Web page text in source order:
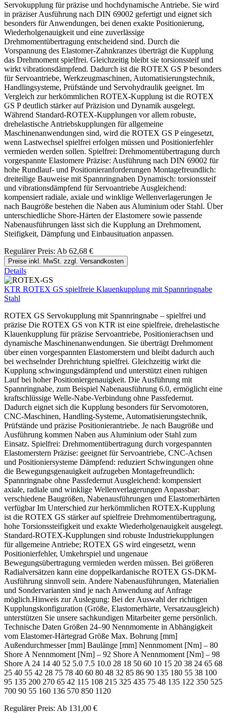
Servokupplung für präzise und hochdynamische Antriebe. Sie wird
in präziser Ausführung nach DIN 69002 gefertigt und eignet sich
besonders für Anwendungen, bei denen exakte Positionierung,
Wiederholgenauigkeit und eine zuverlässige
Drehmomentübertragung entscheidend sind. Durch die
Vorspannung des Elastomer-Zahnkranzes überträgt die Kupplung
das Drehmoment spielfrei. Gleichzeitig bleibt sie torsionssteif und
wirkt vibrationsdämpfend. Dadurch ist die ROTEX GS P besonders
für Servoantriebe, Werkzeugmaschinen, Automatisierungstechnik,
Handlingsysteme, Prüfstände und Servohydraulik geeignet. Im
Vergleich zur herkömmlichen ROTEX-Kupplung ist die ROTEX
GS P deutlich stärker auf Präzision und Dynamik ausgelegt.
Während Standard-ROTEX-Kupplungen vor allem robuste,
drehelastische Antriebskupplungen für allgemeine
Maschinenanwendungen sind, wird die ROTEX GS P eingesetzt,
wenn Lastwechsel spielfrei erfolgen müssen und Positionierfehler
vermieden werden sollen. Spielfrei: Drehmomentübertragung durch
vorgespannte Elastomere Präzise: Ausführung nach DIN 69002 für
hohe Rundlauf- und Positionieranforderungen Montagefreundlich:
dreiteilige Bauweise mit Spannringnaben Dynamisch: torsionssteif
und vibrationsdämpfend für Servoantriebe Ausgleichend:
kompensiert radiale, axiale und winklige Wellenverlagerungen Je
nach Baugröße bestehen die Naben aus Aluminium oder Stahl. Über
unterschiedliche Shore-Härten der Elastomere sowie passende
Nabenausführungen lässt sich die Kupplung an Drehmoment,
Steifigkeit, Dämpfung und Einbausituation anpassen.
Regulärer Preis: Ab 62,68 €
Preise inkl. MwSt. zzgl. Versandkosten
Details
KTR ROTEX GS spielfreie Klauenkupplung mit Spannringnabe
Stahl
ROTEX GS Servokupplung mit Spannringnabe – spielfrei und
präzise Die ROTEX GS von KTR ist eine spielfreie, drehelastische
Klauenkupplung für präzise Servoantriebe, Positionierachsen und
dynamische Maschinenanwendungen. Sie überträgt Drehmoment
über einen vorgespannten Elastomerstern und bleibt dadurch auch
bei wechselnder Drehrichtung spielfrei. Gleichzeitig wirkt die
Kupplung schwingungsdämpfend und unterstützt einen ruhigen
Lauf bei hoher Positioniergenauigkeit. Die Ausführung mit
Spannringnabe, zum Beispiel Nabenausführung 6.0, ermöglicht eine
kraftschlüssige Welle-Nabe-Verbindung ohne Passfedernut.
Dadurch eignet sich die Kupplung besonders für Servomotoren,
CNC-Maschinen, Handling-Systeme, Automatisierungstechnik,
Prüfstände und präzise Positionierantriebe. Je nach Baugröße und
Ausführung kommen Naben aus Aluminium oder Stahl zum
Einsatz. Spielfrei: Drehmomentübertragung durch vorgespannten
Elastomerstern Präzise: geeignet für Servoantriebe, CNC-Achsen
und Positioniersysteme Dämpfend: reduziert Schwingungen ohne
die Bewegungsgenauigkeit aufzugeben Montagefreundlich:
Spannringnabe ohne Passfedernut Ausgleichend: kompensiert
axiale, radiale und winklige Wellenverlagerungen Anpassbar:
verschiedene Baugrößen, Nabenausführungen und Elastomerhärten
verfügbar Im Unterschied zur herkömmlichen ROTEX-Kupplung
ist die ROTEX GS stärker auf spielfreie Drehmomentübertragung,
hohe Torsionssteifigkeit und exakte Wiederholgenauigkeit ausgelegt.
Standard-ROTEX-Kupplungen sind robuste Industriekupplungen
für allgemeine Antriebe; ROTEX GS wird eingesetzt, wenn
Positionierfehler, Umkehrspiel und ungenaue
Bewegungsübertragung vermieden werden müssen. Bei größeren
Radialversätzen kann eine doppelkardanische ROTEX GS-DKM-
Ausführung sinnvoll sein. Andere Nabenausführungen, Materialien
und Sondervarianten sind je nach Anwendung auf Anfrage
möglich.Hinweis zur Auslegung: Bei der Auswahl der richtigen
Kupplungskonfiguration (Größe, Elastomerhärte, Versatzausgleich)
unterstützen Sie unsere sachkundigen Mitarbeiter gerne persönlich.
Technische Daten Größen 24–90 Nennmomente in Abhängigkeit
vom Elastomer-Härtegrad Größe Max. Bohrung [mm]
Außendurchmesser [mm] Baulänge [mm] Nennmoment [Nm] – 80
Shore A Nennmoment [Nm] – 92 Shore A Nennmoment [Nm] – 98
Shore A 24 14 40 52 5.0 7.5 10.0 28 18 50 60 10 15 20 38 24 65 68
25 40 55 42 28 75 78 40 60 80 48 32 85 86 90 135 180 55 38 100
95 135 200 270 65 42 115 108 215 325 435 75 48 135 122 350 525
700 90 55 160 136 570 850 1120
Regulärer Preis: Ab 131,00 €